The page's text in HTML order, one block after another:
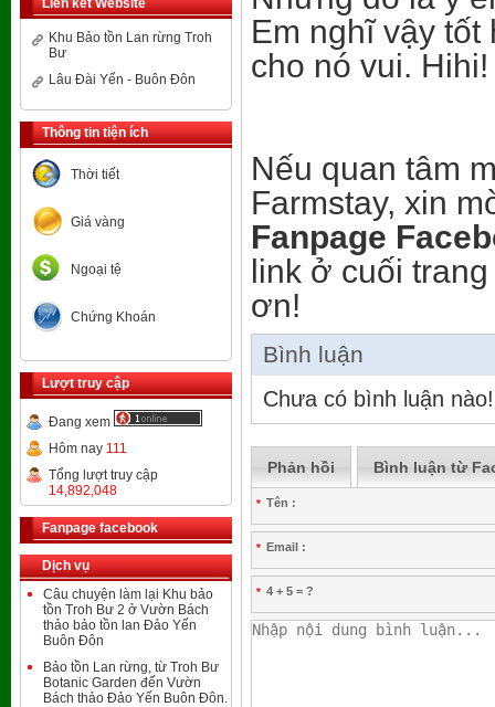
Liên kết Website
Khu Bảo tồn Lan rừng Troh
Bư
Lâu Đài Yến - Buôn Đôn
Thông tin tiện ích
Thời tiết
Giá vàng
Ngoại tệ
Chứng Khoán
Lượt truy cập
Đang xem
Hôm nay 111
Tổng lượt truy cập
14,892,048
Fanpage facebook
Dịch vụ
Câu chuyện làm lại Khu bảo
tồn Troh Bư 2 ở Vườn Bách
thảo bảo tồn lan Đảo Yến
Buôn Đôn
Bảo tồn Lan rừng, từ Troh Bư
Botanic Garden đến Vườn
Bách thảo Đảo Yến Buôn Đôn.
Em nghĩ vậy
cho nó vui. Hihi!
Nếu quan tâm
Farmstay, xin
Fanpage
link ở cuối
ơn!
Bình luận
Chưa có bình luận nào!
Phản hồi Bình luận từ
* Tên :
* Email :
* 4 + 5 = ?